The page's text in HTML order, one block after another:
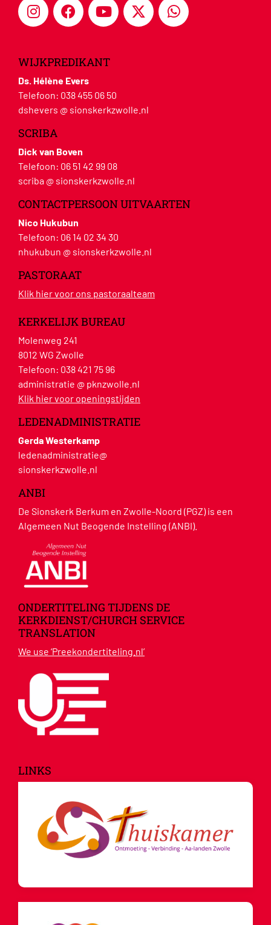
WIJKPREDIKANT
Ds. Hélène Evers
Telefoon: 038 455 06 50
dshevers @ sionskerkzwolle.nl
SCRIBA
Dick van Boven
Telefoon: 06 51 42 99 08
scriba @ sionskerkzwolle.nl
CONTACTPERSOON UITVAARTEN
Nico Hukubun
Telefoon: 06 14 02 34 30
nhukubun @ sionskerkzwolle.nl
PASTORAAT
Klik hier voor ons pastoraalteam
KERKELIJK BUREAU
Molenweg 241
8012 WG Zwolle
Telefoon: 038 421 75 96
administratie @ pknzwolle.nl
Klik hier voor openingstijden
LEDENADMINISTRATIE
Gerda Westerkamp
ledenadministratie@
sionskerkzwolle.nl
ANBI
De Sionskerk Berkum en Zwolle-Noord (PGZ) is een
Algemeen Nut Beogende Instelling (ANBI).
ONDERTITELING TIJDENS DE
KERKDIENST/CHURCH SERVICE
TRANSLATION
We use ‘Preekondertiteling.nl’
LINKS